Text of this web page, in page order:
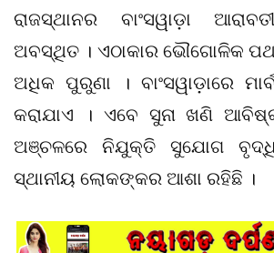
ରାଜସ୍ଥାନର ବାଂସୱାଡ଼ା
ଅବସ୍ଥିତ । ଏଠାକାର ଭୌଗୋଳିକ
ଅଧିକ ପୁରୁଣା । ବାଂସୱାଡ଼ାରେ
କରାଯାଏ । ଏବେ ସୁନା ଖଣି
ଅଞ୍ଚଳରେ ନିଯୁକ୍ତି ସୁଯୋଗ
ସ୍ଥାନୀୟ ଲୋକଙ୍କର ଆଶା ରହିଛି ।